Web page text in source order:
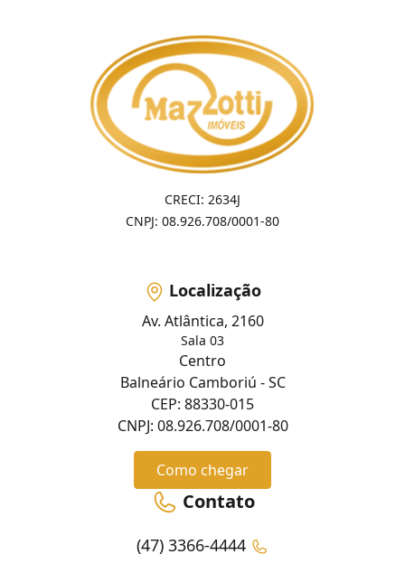
CRECI: 2634J
CNPJ: 08.926.708/0001-80
Localização
Av. Atlântica, 2160
Sala 03
Centro
Balneário Camboriú - SC
CEP: 88330-015
CNPJ: 08.926.708/0001-80
Como chegar
Contato
(47) 3366-4444